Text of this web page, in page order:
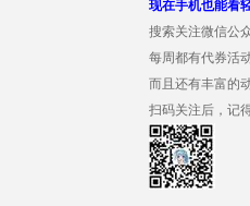
现在手机也能看
搜索关注微信公
每周都有代券活
而且还有丰富的
扫码关注后，记